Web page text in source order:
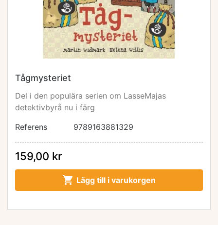
Tågmysteriet
Del i den populära serien om LasseMajas
detektivbyrå nu i färg
Referens
9789163881329
159,00 kr
 Lägg till i varukorgen